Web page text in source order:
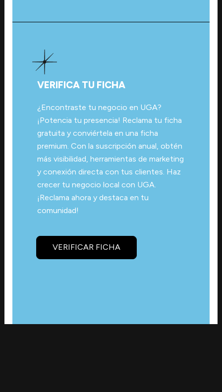
VERIFICA TU FICHA
¿Encontraste tu negocio en UGA?
¡Potencia tu presencia! Reclama tu ficha
gratuita y conviértela en una ficha
premium. Con la suscripción anual, obtén
más visibilidad, herramientas de marketing
y conexión directa con tus clientes. Haz
crecer tu negocio local con UGA.
¡Reclama ahora y destaca en tu
comunidad!
VERIFICAR FICHA